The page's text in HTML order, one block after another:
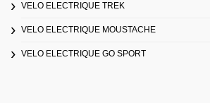
VELO ELECTRIQUE TREK
VELO ELECTRIQUE MOUSTACHE
VELO ELECTRIQUE GO SPORT